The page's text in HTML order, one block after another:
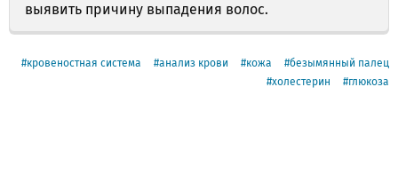
выявить причину выпадения волос.
кровеностная система анализ крови кожа
безымянный палец
холестерин
глюкоза